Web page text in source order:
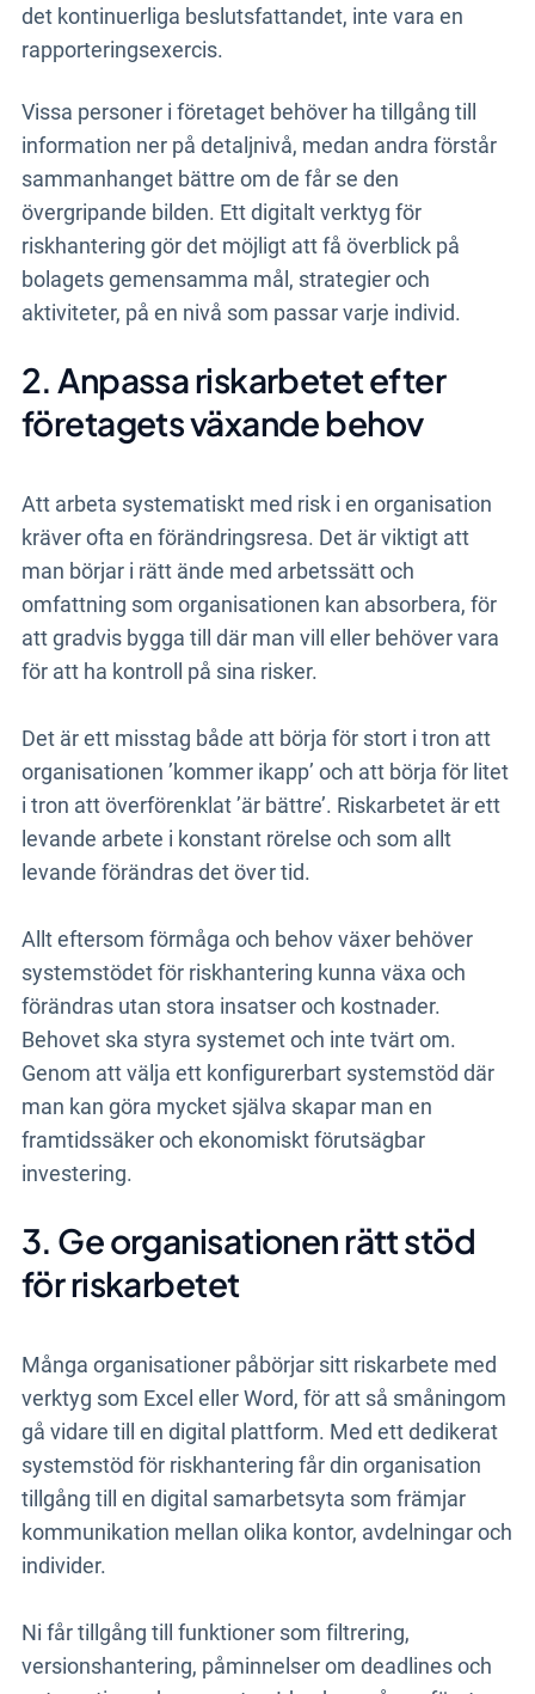
det kontinuerliga beslutsfattandet, inte vara en
rapporteringsexercis.
Vissa personer i företaget behöver ha tillgång till
information ner på detaljnivå, medan andra förstår
sammanhanget bättre om de får se den
övergripande bilden. Ett digitalt verktyg för
riskhantering gör det möjligt att få överblick på
bolagets gemensamma mål, strategier och
aktiviteter, på en nivå som passar varje individ.
2. Anpassa riskarbetet efter
företagets växande behov
Att arbeta systematiskt med risk i en organisation
kräver ofta en förändringsresa. Det är viktigt att
man börjar i rätt ände med arbetssätt och
omfattning som organisationen kan absorbera, för
att gradvis bygga till där man vill eller behöver vara
för att ha kontroll på sina risker.
Det är ett misstag både att börja för stort i tron att
organisationen ’kommer ikapp’ och att börja för litet
i tron att överförenklat ’är bättre’. Riskarbetet är ett
levande arbete i konstant rörelse och som allt
levande förändras det över tid.
Allt eftersom förmåga och behov växer behöver
systemstödet för riskhantering kunna växa och
förändras utan stora insatser och kostnader.
Behovet ska styra systemet och inte tvärt om.
Genom att välja ett konfigurerbart systemstöd där
man kan göra mycket själva skapar man en
framtidssäker och ekonomiskt förutsägbar
investering.
3. Ge organisationen rätt stöd
för riskarbetet
Många organisationer påbörjar sitt riskarbete med
verktyg som Excel eller Word, för att så småningom
gå vidare till en digital plattform. Med ett dedikerat
systemstöd för riskhantering får din organisation
tillgång till en digital samarbetsyta som främjar
kommunikation mellan olika kontor, avdelningar och
individer.
Ni får tillgång till funktioner som filtrering,
versionshantering, påminnelser om deadlines och